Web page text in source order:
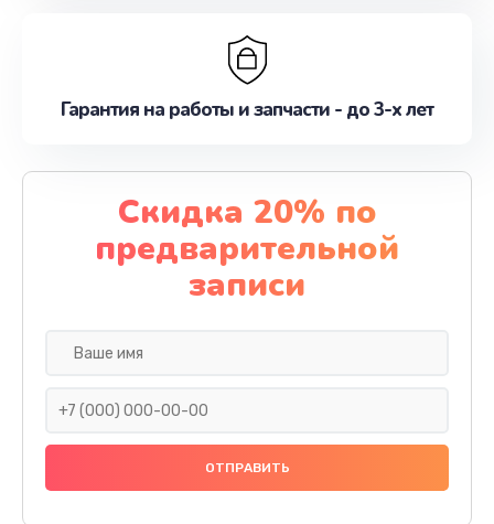
Гарантия на работы и запчасти - до 3-х лет
Скидка 20% по
предварительной
записи